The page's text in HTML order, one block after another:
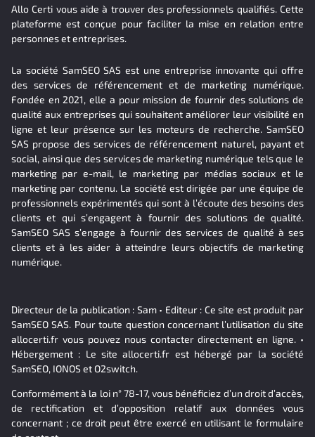
Allo Certi vous aide à trouver des professionnels qualifiés. Cette
plateforme est conçue pour faciliter la mise en relation entre
personnes et entreprises.
La société SamSEO SAS est une entreprise innovante qui offre
des services de référencement et de marketing numérique.
Fondée en 2021, elle a pour mission de fournir des solutions de
qualité aux entreprises qui souhaitent améliorer leur visibilité en
ligne et leur présence sur les moteurs de recherche. SamSEO
SAS propose des services de référencement naturel, payant et
social, ainsi que des services de marketing numérique tels que le
marketing par e-mail, le marketing par médias sociaux et le
marketing par contenu. La société est dirigée par une équipe de
professionnels expérimentés qui sont à l’écoute des besoins des
clients et qui s’engagent à fournir des solutions de qualité.
SamSEO SAS s’engage à fournir des services de qualité à ses
clients et à les aider à atteindre leurs objectifs de marketing
numérique.
Directeur de la publication : Sam • Editeur : Ce site est produit par
SamSEO SAS. Pour toute question concernant l’utilisation du site
allocerti.fr vous pouvez nous contacter directement en ligne. •
Hébergement : Le site allocerti.fr est hébergé par la société
SamSEO, IONOS et O2switch.
Conformément à la loi n° 78-17, vous bénéficiez d’un droit d’accès,
de rectification et d’opposition relatif aux données vous
concernant ; ce droit peut être exercé en utilisant le formulaire